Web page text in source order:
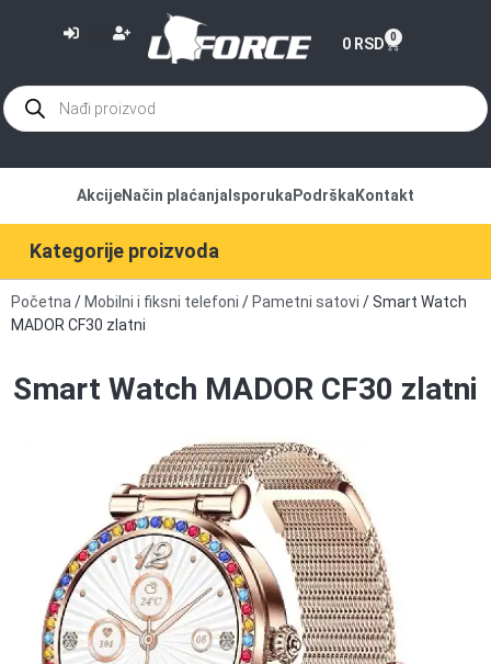
0 RSD 0
Kategorije proizvoda
AkcijeNačin plaćanja Isporuka Podrška Kontakt
Početna / Mobilni i fiksni telefoni / Pametni satovi / Smart Watch
MADOR CF30 zlatni
Smart Watch MADOR CF30 zlatni